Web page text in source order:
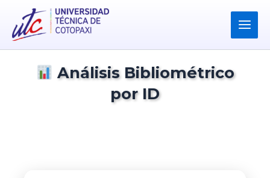
contenido
Main
Menu
Análisis Bibliométrico
por ID